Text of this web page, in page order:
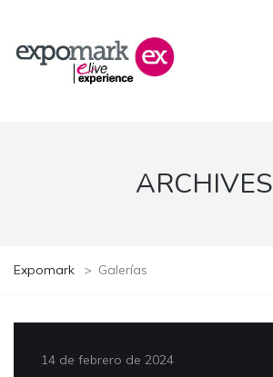
ARCHIVES
Expomark > Galerías
14 de febrero de 2024